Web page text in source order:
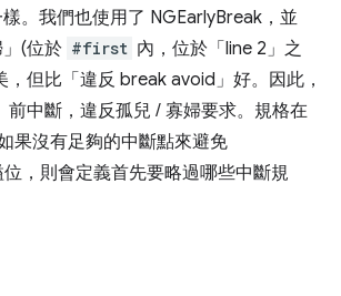
。我們也使用了 NGEarlyBreak，並
」(位於 #first 內，位於「line 2」之
，但比「違反 break avoid」好。因此，
前中斷，違反孤兒 / 寡婦要求。規格在
如果沒有足夠的中斷點來避免
，則會定義首先要略過哪些中斷規